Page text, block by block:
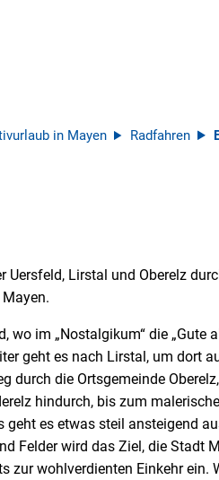
in Mayen Radfahren
Uersfeld, Lirstal und Oberelz
wo im „Nostalgikum“ die „Gute
geht es nach Lirstal, um dort
durch die Ortsgemeinde
hindurch, bis zum
es etwas steil ansteigend
Felder wird das Ziel, die Stadt
zur wohlverdienten Einkehr ein.